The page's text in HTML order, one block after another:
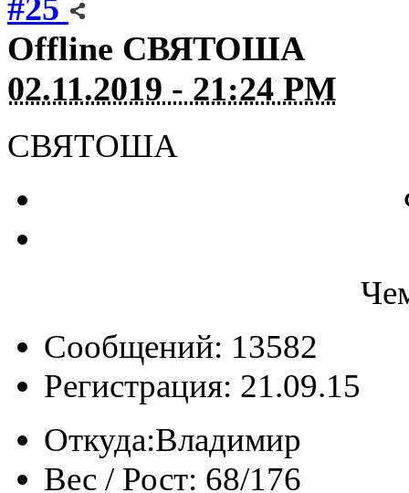
#25
Offline СВЯТОША
02.11.2019 - 21:24 PM
СВЯТОША
Сообщений: 13582
Регистрация: 21.09.15
Откуда:Владимир
Вес / Рост: 68/176